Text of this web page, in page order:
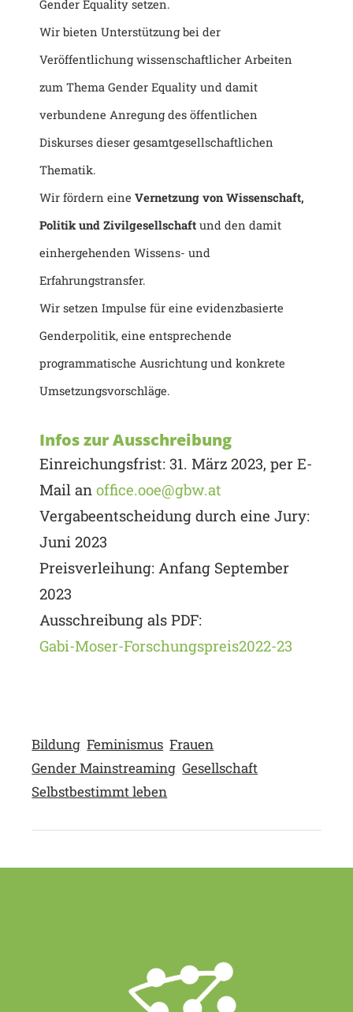
Gender Equality setzen.
Wir bieten Unterstützung bei der
Veröffentlichung wissenschaftlicher Arbeiten
zum Thema Gender Equality und damit
verbundene Anregung des öffentlichen
Diskurses dieser gesamtgesellschaftlichen
Thematik.
Wir fördern eineVernetzung von Wissenschaft,
Politik und Zivilgesellschaft und den damit
einhergehenden Wissens- und
Erfahrungstransfer.
Wir setzen Impulse für eine evidenzbasierte
Genderpolitik, eine entsprechende
programmatische Ausrichtung und konkrete
Umsetzungsvorschläge.
Infos zur Ausschreibung
Einreichungsfrist: 31. März 2023, per E-
Mail anoffice.ooe@gbw.at
Vergabeentscheidung durch eine Jury:
Juni 2023
Preisverleihung: Anfang September
2023
Ausschreibung als PDF:
Gabi-Moser-Forschungspreis2022-23
Bildung Feminismus Frauen
Gender Mainstreaming Gesellschaft
Selbstbestimmt leben